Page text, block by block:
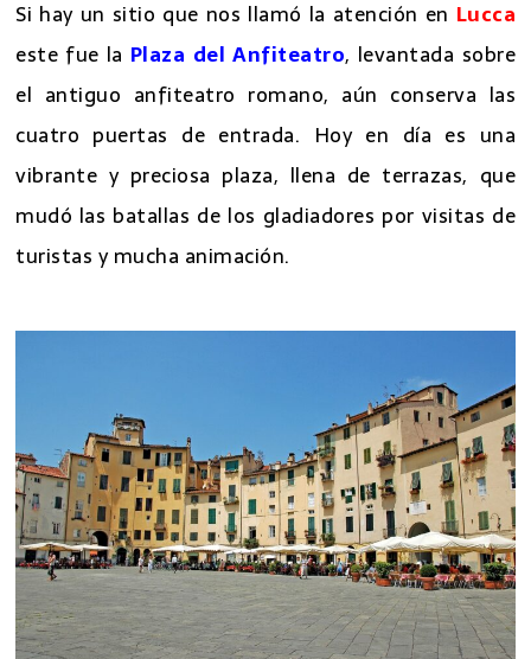
Si hay un sitio que nos llamó la atención en Lucca
este fue la Plaza del Anfiteatro, levantada sobre
el antiguo anfiteatro romano, aún conserva las
cuatro puertas de entrada. Hoy en día es una
vibrante y preciosa plaza, llena de terrazas, que
mudó las batallas de los gladiadores por visitas de